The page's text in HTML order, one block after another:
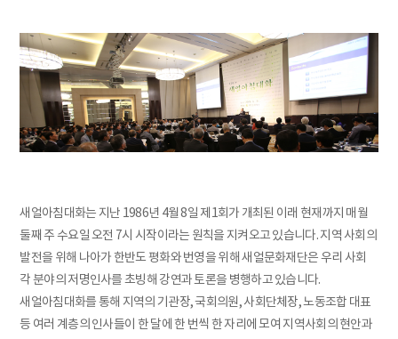
새얼아침대화는 지난 1986년 4월 8일 제1회가 개최된 이래 현재까지 매월
둘째 주 수요일 오전 7시 시작이라는 원칙을 지켜오고 있습니다. 지역 사회의
발전을 위해 나아가 한반도 평화와 번영을 위해 새얼문화재단은 우리 사회
각 분야의 저명인사를 초빙해 강연과 토론을 병행하고 있습니다.
새얼아침대화를 통해 지역의 기관장, 국회의원, 사회단체장, 노동조합 대표
등 여러 계층의 인사들이 한 달에 한 번씩 한 자리에 모여 지역사회의 현안과